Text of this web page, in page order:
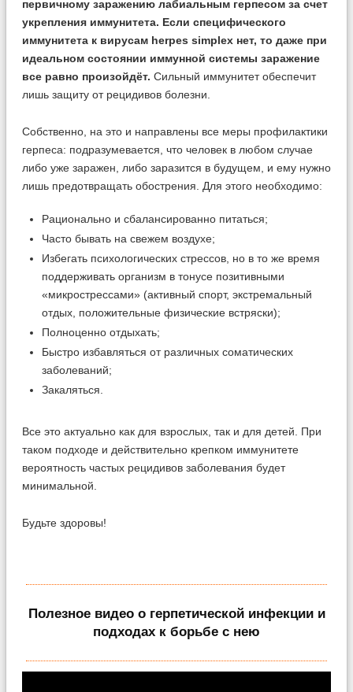
первичному заражению лабиальным герпесом за счет
укрепления иммунитета. Если специфического
иммунитета к вирусам herpes simplex нет, то даже при
идеальном состоянии иммунной системы заражение
все равно произойдёт. Сильный иммунитет обеспечит
лишь защиту от рецидивов болезни.
Собственно, на это и направлены все меры профилактики
герпеса: подразумевается, что человек в любом случае
либо уже заражен, либо заразится в будущем, и ему нужно
лишь предотвращать обострения. Для этого необходимо:
Рационально и сбалансированно питаться;
Часто бывать на свежем воздухе;
Избегать психологических стрессов, но в то же время
поддерживать организм в тонусе позитивными
«микрострессами» (активный спорт, экстремальный
отдых, положительные физические встряски);
Полноценно отдыхать;
Быстро избавляться от различных соматических
заболеваний;
Закаляться.
Все это актуально как для взрослых, так и для детей. При
таком подходе и действительно крепком иммунитете
вероятность частых рецидивов заболевания будет
минимальной.
Будьте здоровы!
Полезное видео о герпетической инфекции и
подходах к борьбе с нею